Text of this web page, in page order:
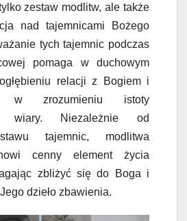
zestaw modlitw, ale także
nad tajemnicami Bożego
tych tajemnic podczas
pomaga w duchowym
relacji z Bogiem i
w zrozumieniu istoty
wiary. Niezależnie od
tajemnic, modlitwa
cenny element życia
zbliżyć się do Boga i
dzieło zbawienia.